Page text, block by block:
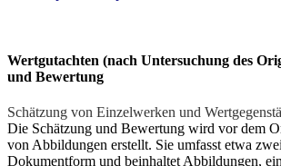
Wertgutachten (nach Untersuchung des
und Bewertung
Schätzung von Einzelwerken und
Die Schätzung und Bewertung wird vor dem
von Abbildungen erstellt. Sie umfasst etwa
Dokumentform und beinhaltet Abbildungen,